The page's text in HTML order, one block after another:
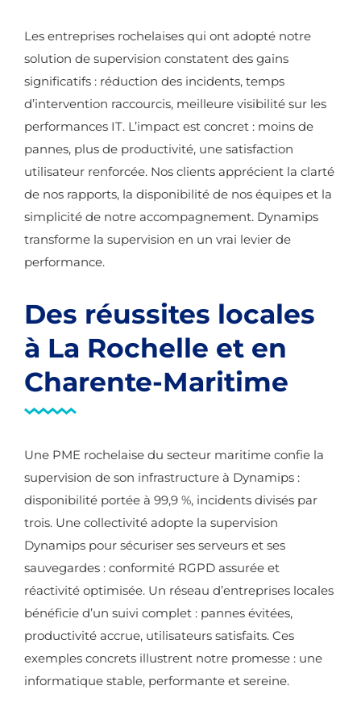
Les entreprises rochelaises qui ont adopté notre
solution de supervision constatent des gains
significatifs : réduction des incidents, temps
d’intervention raccourcis, meilleure visibilité sur les
performances IT. L’impact est concret : moins de
pannes, plus de productivité, une satisfaction
utilisateur renforcée. Nos clients apprécient la clarté
de nos rapports, la disponibilité de nos équipes et la
simplicité de notre accompagnement. Dynamips
transforme la supervision en un vrai levier de
performance.
Des réussites locales
à La Rochelle et en
Charente-Maritime
Une PME rochelaise du secteur maritime confie la
supervision de son infrastructure à Dynamips :
disponibilité portée à 99,9 %, incidents divisés par
trois. Une collectivité adopte la supervision
Dynamips pour sécuriser ses serveurs et ses
sauvegardes : conformité RGPD assurée et
réactivité optimisée. Un réseau d’entreprises locales
bénéficie d’un suivi complet : pannes évitées,
productivité accrue, utilisateurs satisfaits. Ces
exemples concrets illustrent notre promesse : une
informatique stable, performante et sereine.